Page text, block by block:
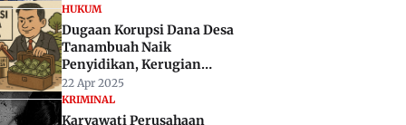
HUKUM
Dugaan Korupsi Dana Desa
Tanambuah Naik
Penyidikan, Kerugian
Negara Capai Rp 500 Juta
22 Apr 2025
KRIMINAL
Karyawati Perusahaan